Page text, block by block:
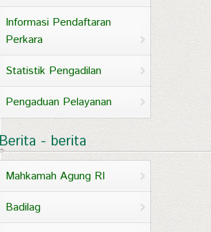
Informasi Pendaftaran
Perkara
Statistik Pengadilan
Pengaduan Pelayanan
- berita
Mahkamah Agung RI
Badilag